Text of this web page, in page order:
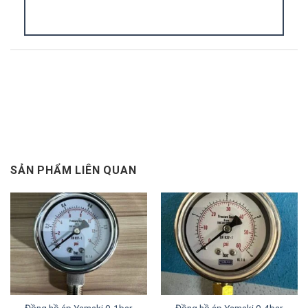
lưu chất qua vị trí nối.
3. Đồng hồ áp suất Italy chân đứng đa
dạng vật liệu
SẢN PHẨM LIÊN QUAN